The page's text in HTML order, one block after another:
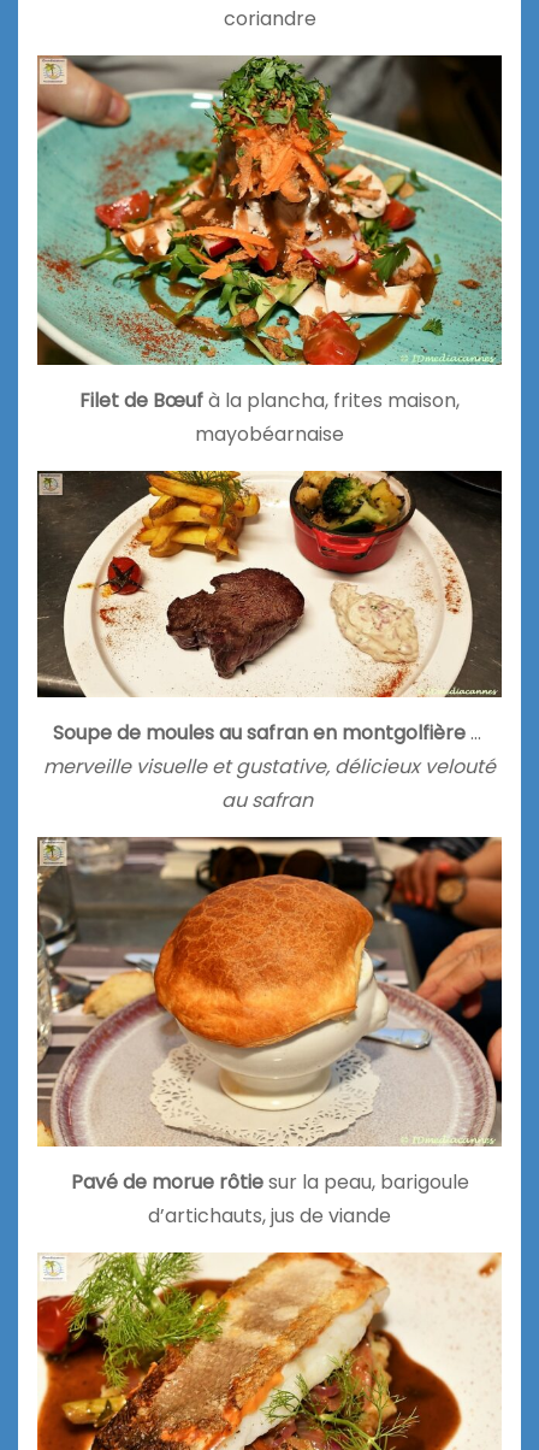
coriandre
Filet de Bœufà la plancha, frites maison,
mayobéarnaise
Soupe de moules au safran en montgolfière…
merveille visuelle et gustative, délicieux velouté
au safran
Pavé de morue rôtiesur la peau, barigoule
d’artichauts, jus de viande